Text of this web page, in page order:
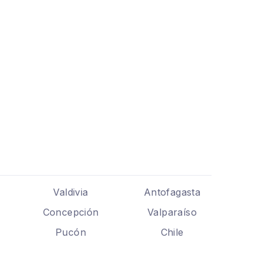
Valdivia
Antofagasta
Concepción
Valparaíso
Pucón
Chile